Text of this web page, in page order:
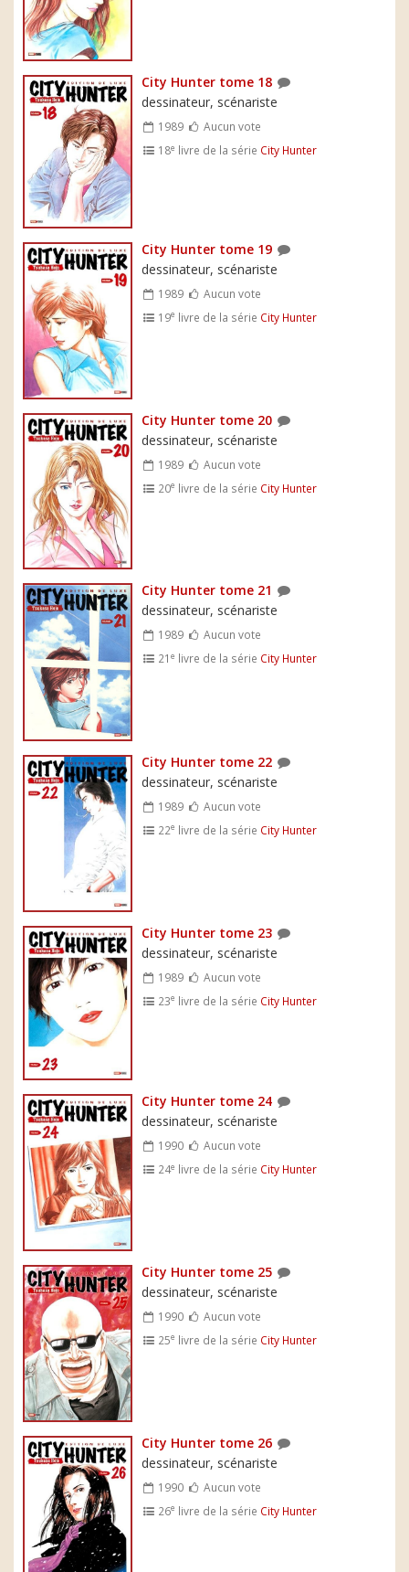
City Hunter tome 18
dessinateur, scénariste
1989
Aucun vote
18e livre de la série City Hunter
City Hunter tome 19
dessinateur, scénariste
1989
Aucun vote
19e livre de la série City Hunter
City Hunter tome 20
dessinateur, scénariste
1989
Aucun vote
20e livre de la série City Hunter
City Hunter tome 21
dessinateur, scénariste
1989
Aucun vote
21e livre de la série City Hunter
City Hunter tome 22
dessinateur, scénariste
1989
Aucun vote
22e livre de la série City Hunter
City Hunter tome 23
dessinateur, scénariste
1989
Aucun vote
23e livre de la série City Hunter
City Hunter tome 24
dessinateur, scénariste
1990
Aucun vote
24e livre de la série City Hunter
City Hunter tome 25
dessinateur, scénariste
1990
Aucun vote
25e livre de la série City Hunter
City Hunter tome 26
dessinateur, scénariste
1990
Aucun vote
26e livre de la série City Hunter